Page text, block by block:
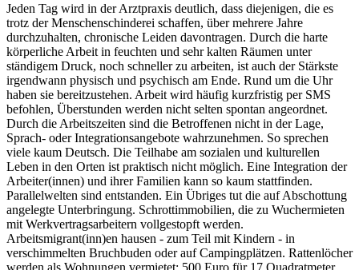
Jeden Tag wird in der Arztpraxis deutlich, dass diejenigen, die es
trotz der Menschenschinderei schaffen, über mehrere Jahre
durchzuhalten, chronische Leiden davontragen. Durch die harte
körperliche Arbeit in feuchten und sehr kalten Räumen unter
ständigem Druck, noch schneller zu arbeiten, ist auch der Stärkste
irgendwann physisch und psychisch am Ende. Rund um die Uhr
haben sie bereitzustehen. Arbeit wird häufig kurzfristig per SMS
befohlen, Überstunden werden nicht selten spontan angeordnet.
Durch die Arbeitszeiten sind die Betroffenen nicht in der Lage,
Sprach- oder Integrationsangebote wahrzunehmen. So sprechen
viele kaum Deutsch. Die Teilhabe am sozialen und kulturellen
Leben in den Orten ist praktisch nicht möglich. Eine Integration der
Arbeiter(innen) und ihrer Familien kann so kaum stattfinden.
Parallelwelten sind entstanden. Ein Übriges tut die auf Abschottung
angelegte Unterbringung. Schrottimmobilien, die zu Wuchermieten
mit Werkvertragsarbeitern vollgestopft werden.
Arbeitsmigrant(inn)en hausen - zum Teil mit Kindern - in
verschimmelten Bruchbuden oder auf Campingplätzen. Rattenlöcher
werden als Wohnungen vermietet: 500 Euro für 17 Quadratmeter